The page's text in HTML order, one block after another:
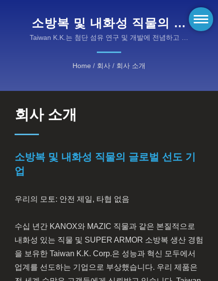
소방복 및 내화성 직물의 글
로벌 선도 기업 | KANOX®의
고성능 내화 장비: 우리의 카
Taiwan K.K.는 첨단 섬유 연구 및 개발에 전념하고 있
Home / 회사 / 회사 소개
회사 소개
소방복 및 내화성 직물의 글로벌 선도 기
업
우리의 모토: 안전 제일, 타협 없음
수십 년간 KANOX와 MAZIC 직물과 같은 본질적으로
내화성 있는 직물 및 SUPER ARMOR 소방복 생산 경험
을 보유한 Taiwan K.K. Corp.은 성능과 혁신 모두에서
업계를 선도하는 기업으로 부상했습니다. 우리 제품은